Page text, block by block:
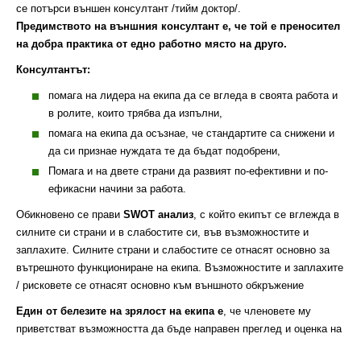
се потърси външен консултант /тийм доктор/.
Предимството на външния консултант е, че той е преносител
на добра практика от едно работно място на друго.
Консултантът:
помага на лидера на екипа да се вгледа в своята работа и
в ролите, които трябва да изпълни,
помага на екипа да осъзнае, че стандартите са снижени и
да си признае нуждата те да бъдат подобрени,
Помага и на двете страни да развият по-ефективни и по-
ефикасни начини за работа.
Обикновено се прави SWOT анализ, с който екипът се вглежда в
силните си страни и в слабостите си, във възможностите и
заплахите. Силните страни и слабостите се отнасят основно за
вътрешното функциониране на екипа. Възможностите и заплахите
/ рисковете се отнасят основно към външното обкръжение
Един от белезите на зрялост на екипа е, че членовете му
приветстват възможността да бъде направен преглед и оценка на